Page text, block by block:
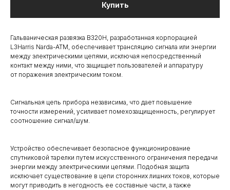
Купить
Гальваническая развязка B320H, разработанная корпорацией
L3Harris Narda-ATM, обеспечивает трансляцию сигнала или энергии
между электрическими цепями, исключая непосредственный
контакт между ними, что защищает пользователей и аппаратуру
от поражения электрическим током.
Сигнальная цепь прибора независима, что дает повышение
точности измерений, усиливает помехозащищенность, регулирует
соотношение сигнал/шум.
Устройство обеспечивает безопасное функционирование
спутниковой тарелки путем искусственного ограничения передачи
энергии между электрическими цепями. Подобная защита
исключает существование в цепи сторонних лишних токов, которые
могут приводить в негодность ее составные части, а также